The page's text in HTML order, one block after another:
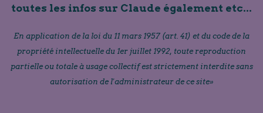
toutes les infos sur Claude également etc...
En application de la loi du 11 mars 1957 (art. 41) et du code de la
propriété intellectuelle du 1er juillet 1992, toute reproduction
partielle ou totale à usage collectif est strictement interdite sans
autorisation de l'administrateur de ce site»